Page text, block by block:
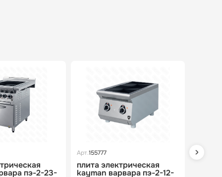
пэ-2-23-
Арт.155777
плита электрическая
kayman варвара пэ-2-12-
Арт.